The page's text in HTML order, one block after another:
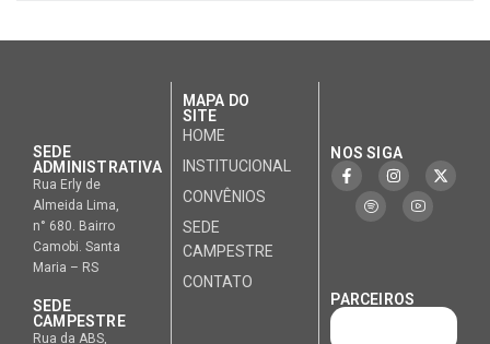
SEDE
ADMINISTRATIVA
Rua Erly de
Almeida Lima,
n° 680. Bairro
Camobi. Santa
Maria – RS
SEDE
CAMPESTRE
Rua da ABS,
MAPA DO
SITE
HOME
INSTITUCIONAL
CONVÊNIOS
SEDE
CAMPESTRE
CONTATO
NOS SIGA
PARCEIROS